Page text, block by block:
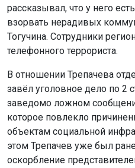
рассказывал, что у него
взорвать нерадивых
Тогучина. Сотрудники
телефонного террориста.
В отношении Трепачева
завёл уголовное дело по 2
заведомо ложном
которое повлекло
объектам социальной
этом Трепачев уже был
оскорбление